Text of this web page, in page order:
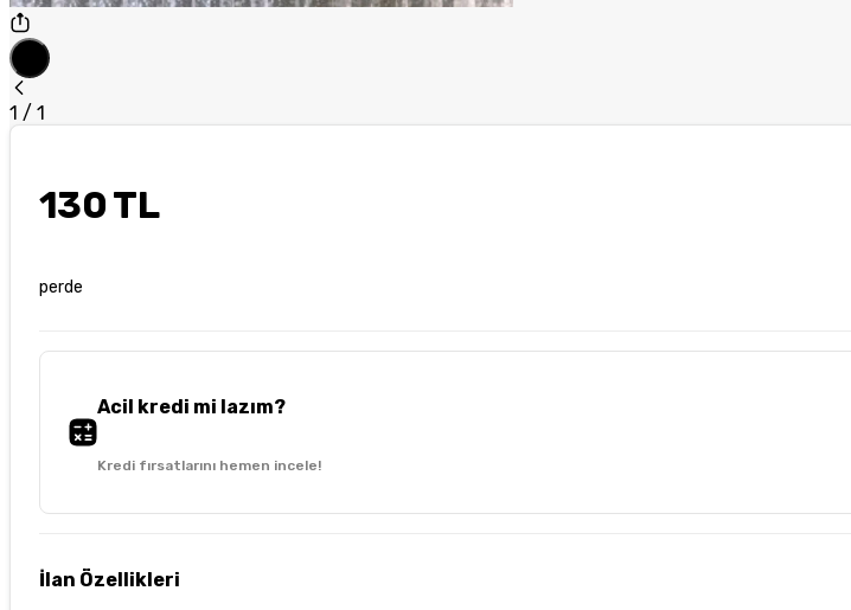
1 / 1
130 TL
perde
Acil kredi mi lazım?
Kredi fırsatlarını hemen incele!
İlan Özellikleri